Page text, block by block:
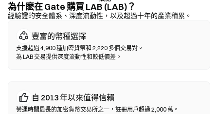
實合約地址。
去中心化交易所 (DEX)
無需中間方的點對點交易。DEX 透過智能合約在鏈上執行兌換，無
需註冊或身分認證。連接兼容錢包，選擇代幣對，設置滑點容差後
為什麽在 Gate 購買 LAB (LAB)？
經驗證的安全體系、深度流動性，以及超過十年的產業積累。
豐富的幣種選擇
支援超過 4,900 種加密貨幣和 2,220 多個交易對。
為 LAB 交易提供深度流動性和較低價差。
自 2013 年以來值得信賴
營運時間最長的加密貨幣交易所之一，註冊用戶超過 2,000 萬。